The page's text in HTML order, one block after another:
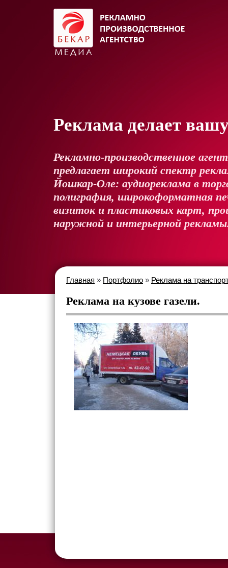
Реклама делает
Рекламно-производственное
предлагает широкий спектр
Йошкар-Оле: аудиореклама в
полиграфия, широкоформатная
визиток и пластиковых карт,
наружной и интерьерной
Главная » Портфолио » Реклама на
Реклама на кузове газели.